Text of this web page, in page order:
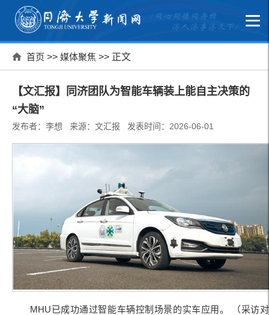
首页 >> 媒体聚焦 >> 正文
【文汇报】同济团队为智能车辆装上能自主决策的
“大脑”
发布者：李想 来源：文汇报 发表时间：2026-06-01
MHU已成功通过智能车辆控制场景的实车应用。 （采访